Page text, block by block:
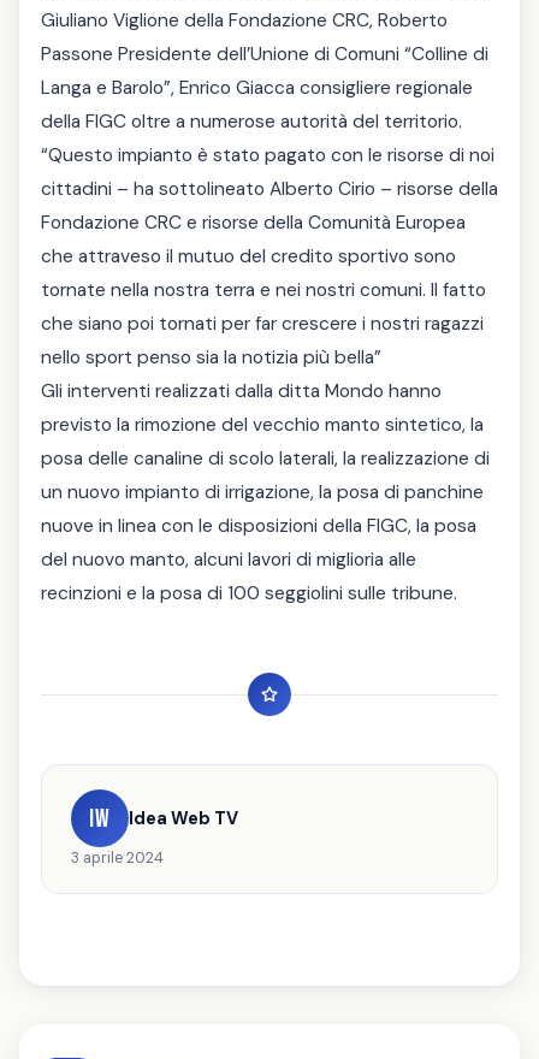
Giuliano Viglione della Fondazione CRC, Roberto
Passone Presidente dell’Unione di Comuni “Colline di
Langa e Barolo”, Enrico Giacca consigliere regionale
della FIGC oltre a numerose autorità del territorio.
“Questo impianto è stato pagato con le risorse di noi
cittadini – ha sottolineato Alberto Cirio – risorse della
Fondazione CRC e risorse della Comunità Europea
che attraveso il mutuo del credito sportivo sono
tornate nella nostra terra e nei nostri comuni. Il fatto
che siano poi tornati per far crescere i nostri ragazzi
nello sport penso sia la notizia più bella”
Gli interventi realizzati dalla ditta Mondo hanno
previsto la rimozione del vecchio manto sintetico, la
posa delle canaline di scolo laterali, la realizzazione di
un nuovo impianto di irrigazione, la posa di panchine
nuove in linea con le disposizioni della FIGC, la posa
del nuovo manto, alcuni lavori di miglioria alle
recinzioni e la posa di 100 seggiolini sulle tribune.
IW Idea Web TV
3 aprile 2024